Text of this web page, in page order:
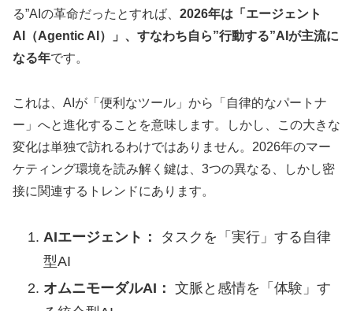
る”AIの革命だったとすれば、 2026年は「エージェント
AI（Agentic AI）」、すなわち自ら”行動する”AIが主流に
なる年です。
これは、AIが「便利なツール」から「自律的なパートナ
ー」へと進化することを意味します。しかし、この大きな
変化は単独で訪れるわけではありません。2026年のマー
ケティング環境を読み解く鍵は、3つの異なる、しかし密
接に関連するトレンドにあります。
AIエージェント：
タスクを「実行」する自律
型AI
オムニモーダルAI： 文脈と感情を「体験」す